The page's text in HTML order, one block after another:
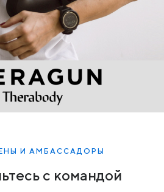
И АМБАССАДОРЫ
с командой